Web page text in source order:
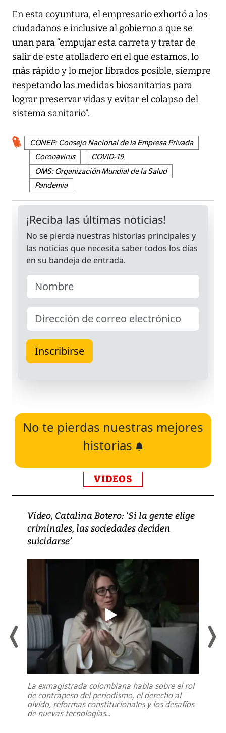
En esta coyuntura, el empresario exhortó a los
ciudadanos e inclusive al gobierno a que se
unan para “empujar esta carreta y tratar de
salir de este atolladero en el que estamos, lo
más rápido y lo mejor librados posible, siempre
respetando las medidas biosanitarias para
lograr preservar vidas y evitar el colapso del
sistema sanitario”.
CONEP: Consejo Nacional de la Empresa Privada
Coronavirus
COVID-19
OMS: Organización Mundial de la Salud
Pandemia
No te pierdas nuestras mejores
historias
VIDEOS
Video, Catalina Botero: ‘Si la gente elige
criminales, las sociedades deciden
suicidarse’
La exmagistrada colombiana habla sobre el rol
de contrapeso del periodismo, el derecho al
olvido, reformas constitucionales y los desafíos
de nuevas tecnologías...